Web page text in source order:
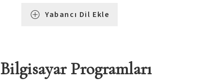
Yabancı Dil Ekle
Bilgisayar Programları